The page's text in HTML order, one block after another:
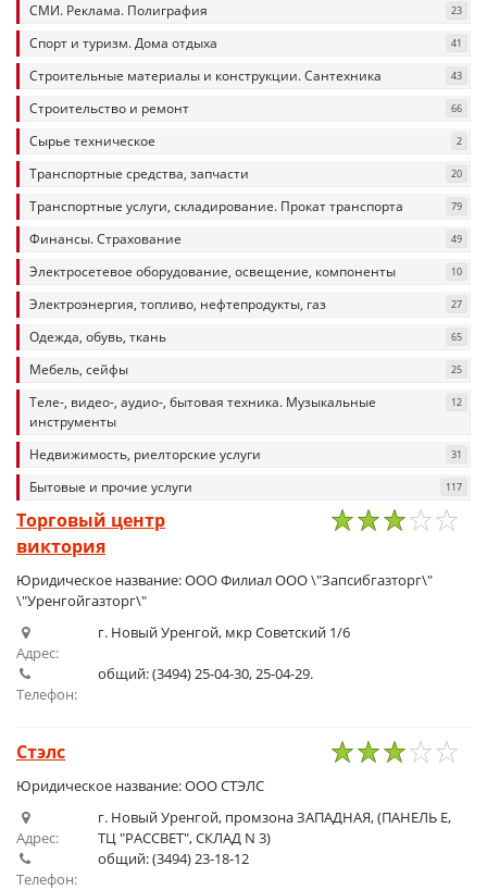
СМИ. Реклама. Полиграфия 23
Спорт и туризм. Дома отдыха 41
Строительные материалы и конструкции. Сантехника 43
Строительство и ремонт 66
Сырье техническое 2
Транспортные средства, запчасти 20
Транспортные услуги, складирование. Прокат транспорта 79
Финансы. Страхование 49
Электросетевое оборудование, освещение, компоненты 10
Электроэнергия, топливо, нефтепродукты, газ 27
Одежда, обувь, ткань 65
Мебель, сейфы 25
Теле-, видео-, аудио-, бытовая техника. Музыкальные
инструменты
12
Недвижимость, риелторские услуги 31
Бытовые и прочие услуги 117
Торговый центр
виктория
Юридическое название: ООО Филиал ООО \"Запсибгазторг\"
\"Уренгойгазторг\"
Адрес:
г. Новый Уренгой, мкр Советский 1/6
Телефон:
общий: (3494) 25-04-30, 25-04-29.
Стэлс
Юридическое название: ООО СТЭЛС
Адрес:
г. Новый Уренгой, промзона ЗАПАДНАЯ, (ПАНЕЛЬ Е,
ТЦ "РАССВЕТ", СКЛАД N 3)
Телефон:
общий: (3494) 23-18-12